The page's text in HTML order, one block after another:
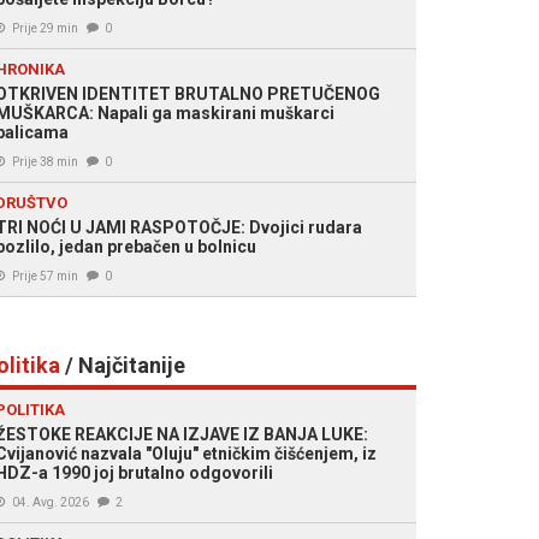
Prije 29 min 0
IDENTITET BRUTALNO PRETUČENOG
Napali ga maskirani muškarci
Prije 38 min 0
NOĆI U JAMI RASPOTOČJE: Dvojici rudara
jedan prebačen u bolnicu
Prije 57 min 0
/ Najčitanije
REAKCIJE NA IZJAVE IZ BANJA LUKE:
nazvala "Oluju" etničkim čišćenjem, iz
a 1990 joj brutalno odgovorili
04. Avg. 2026 2